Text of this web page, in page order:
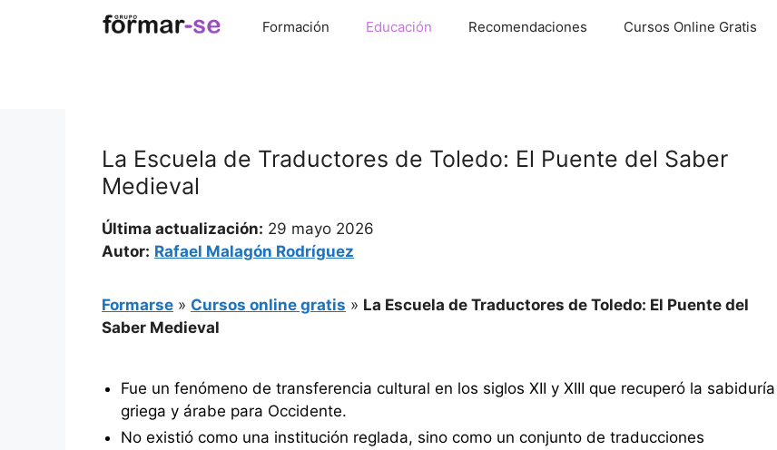
Formación Educación Recomendaciones Cursos Online Gratis
La Escuela de Traductores de Toledo: El Puente del Saber
Medieval
Última actualización: 29 mayo 2026
Autor: Rafael Malagón Rodríguez
Formarse » Cursos online gratis » La Escuela de Traductores de Toledo: El Puente del
Saber Medieval
Fue un fenómeno de transferencia cultural en los siglos XII y XIII que recuperó la sabiduría
griega y árabe para Occidente.
No existió como una institución reglada, sino como un conjunto de traducciones